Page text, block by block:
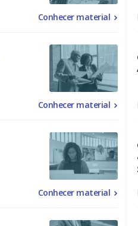
Conhecer material
Conhecer material
Conhecer material